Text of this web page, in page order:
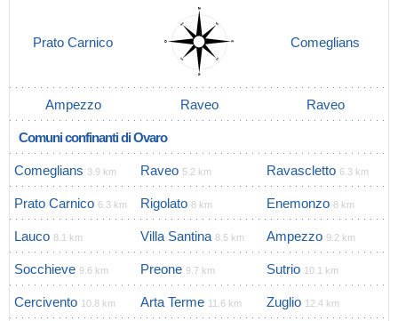
Prato Carnico Comeglians
Ampezzo Raveo Raveo
Comuni confinanti di Ovaro
Comeglians 3.9 km Raveo 5.2 km Ravascletto 6.3 km
Prato Carnico 6.3 km Rigolato 8 km Enemonzo 8 km
Lauco 8.1 km Villa Santina 8.5 km Ampezzo 9.2 km
Socchieve 9.6 km Preone 9.7 km Sutrio 10.1 km
Cercivento 10.8 km Arta Terme 11.6 km Zuglio 12.4 km